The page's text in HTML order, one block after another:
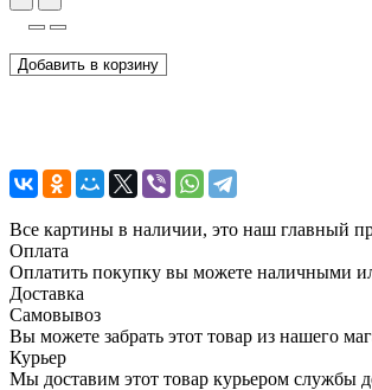
Добавить в корзину
Все картины в наличии, это наш главный
Оплата
Оплатить покупку вы можете наличными
Доставка
Самовывоз
Вы можете забрать этот товар из нашего
Курьер
Мы доставим этот товар курьером службы